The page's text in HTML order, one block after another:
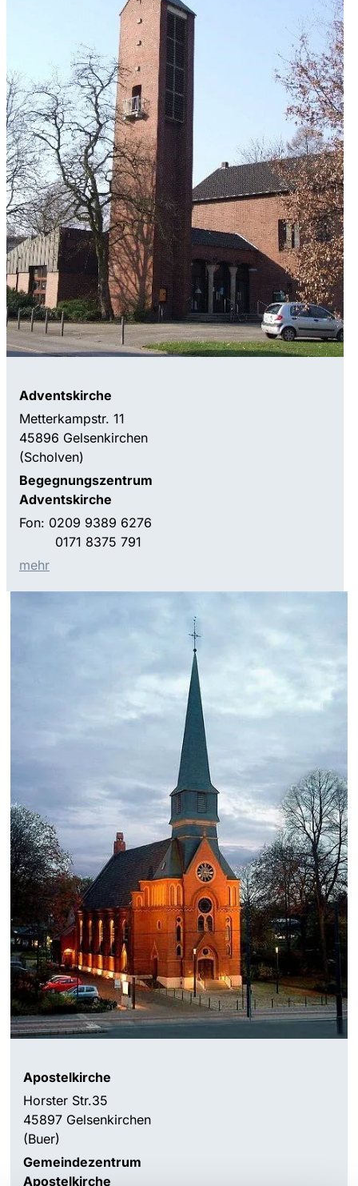
Adventskirche
Metterkampstr. 11
45896 Gelsenkirchen
(Scholven)
Begegnungszentrum
Adventskirche
Fon: 0209 9389 6276
0171 8375 791
mehr
Apostelkirche
Horster Str.35
45897 Gelsenkirchen
(Buer)
Gemeindezentrum
Apostelkirche